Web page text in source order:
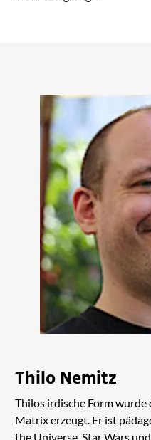
Thilo Nemitz
Thilos irdische Form
Matrix erzeugt. Er ist
the Universe, Star Wars